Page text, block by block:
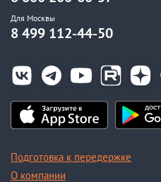
Для Москвы
8 499 112-44-50
Подготовка к передержке
О компании